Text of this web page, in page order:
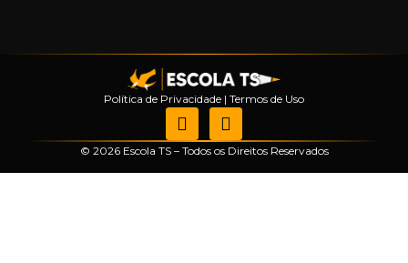
Política de Privacidade | Termos de Uso
© 2026 Escola TS – Todos os Direitos Reservados